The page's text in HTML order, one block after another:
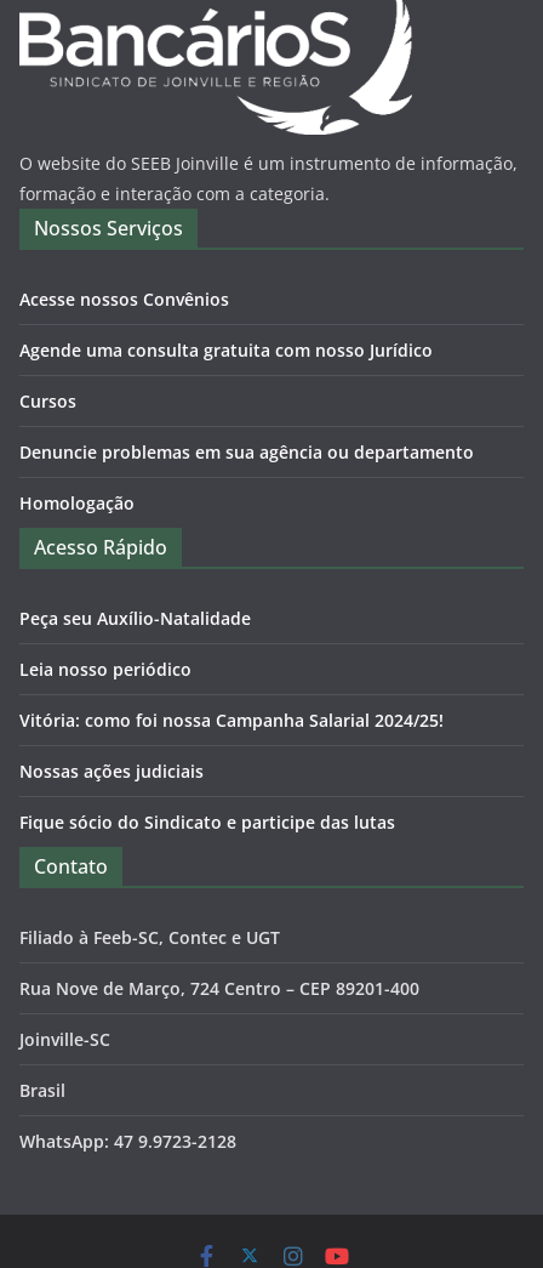
O website do SEEB Joinville é um instrumento de informação,
formação e interação com a categoria.
Nossos Serviços
Acesse nossos Convênios
Agende uma consulta gratuita com nosso Jurídico
Cursos
Denuncie problemas em sua agência ou departamento
Homologação
Acesso Rápido
Peça seu Auxílio-Natalidade
Leia nosso periódico
Vitória: como foi nossa Campanha Salarial 2024/25!
Nossas ações judiciais
Fique sócio do Sindicato e participe das lutas
Contato
Filiado à Feeb-SC, Contec e UGT
Rua Nove de Março, 724 Centro – CEP 89201-400
Joinville-SC
Brasil
WhatsApp: 47 9.9723-2128